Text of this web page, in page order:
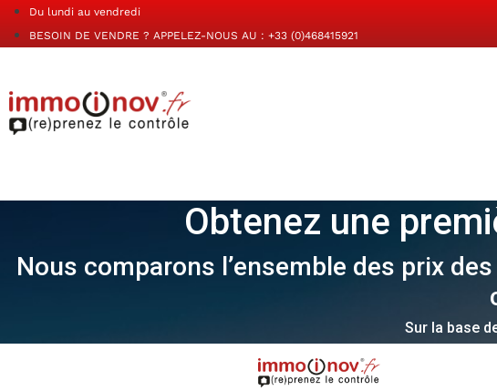
Du lundi au vendredi
BESOIN DE VENDRE ? APPELEZ-NOUS AU : +33 (0)468415921
Obtenez une
Nous comparons l’ensemble des prix
Sur la base